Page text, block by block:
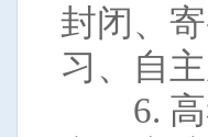
封闭、
习、自主
6. 高